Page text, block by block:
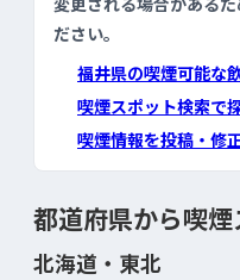
ださい。
福井県の喫煙可能な
喫煙スポット検索で
喫煙情報を投稿・修
都道府県から喫
北海道・東北